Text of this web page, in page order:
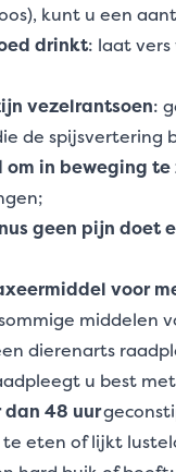
kunt u een
drinkt: laat
vezelrantsoen:
de spijsvertering
om in beweging te
geen pijn doet
voor
middelen
dierenarts
u best
dan 48 uur
eten of lijkt